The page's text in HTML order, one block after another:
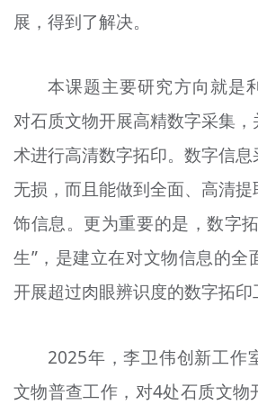
展，得到了解决。
本课题主要研究方向就是
对石质文物开展高精数字采集
术进行高清数字拓印。数字信
无损，而且能做到全面、高清
饰信息。更为重要的是，数字
生”，是建立在对文物信息的全
开展超过肉眼辨识度的数字拓印
2025年，李卫伟创新工作
文物普查工作，对4处石质文物